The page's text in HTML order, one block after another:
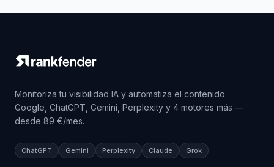
Monitoriza tu visibilidad IA y automatiza el contenido.
Google, ChatGPT, Gemini, Perplexity y 4 motores más —
desde 89 €/mes.
ChatGPT Gemini Perplexity Claude Grok